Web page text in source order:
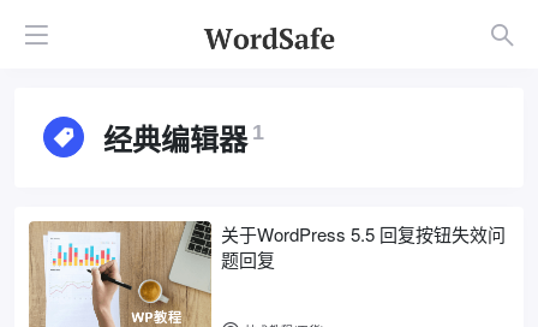
经典编辑器 1
关于WordPress 5.5 回复按钮失效问
题回复